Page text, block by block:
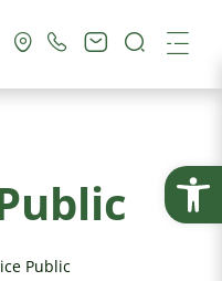
Ouvrir
Public